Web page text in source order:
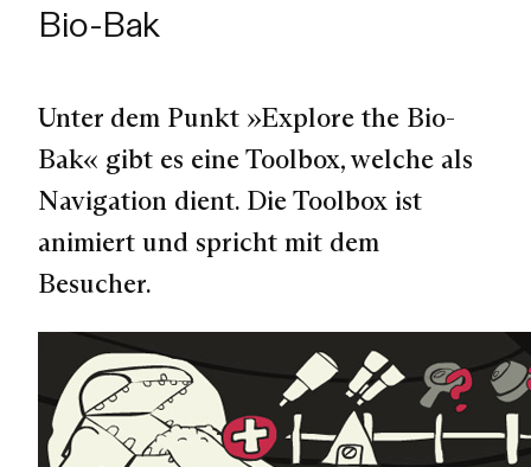
Bio-Bak
Unter dem Punkt »Explore the Bio-
Bak« gibt es eine Toolbox, welche als
Navigation dient. Die Toolbox ist
animiert und spricht mit dem
Besucher.